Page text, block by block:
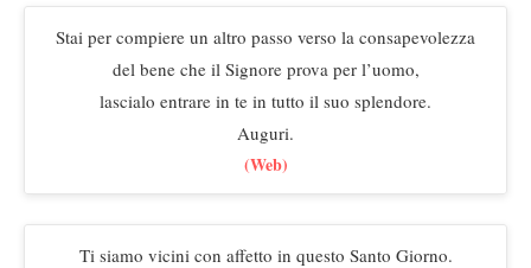
Stai per compiere un altro passo verso la consapevolezza
del bene che il Signore prova per l’uomo,
lascialo entrare in te in tutto il suo splendore.
Auguri.
(Web)
Ti siamo vicini con affetto in questo Santo Giorno.